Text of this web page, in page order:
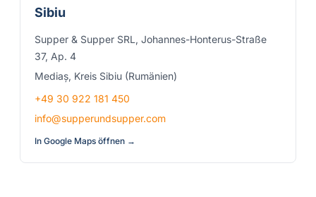
Sibiu
Supper & Supper SRL, Johannes-Honterus-Straße
37, Ap. 4
Mediaș, Kreis Sibiu (Rumänien)
+49 30 922 181 450
info@supperundsupper.com
In Google Maps öffnen →